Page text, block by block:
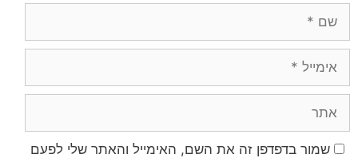
שמור בדפדפן זה את השם, האימייל והאתר שלי לפעם